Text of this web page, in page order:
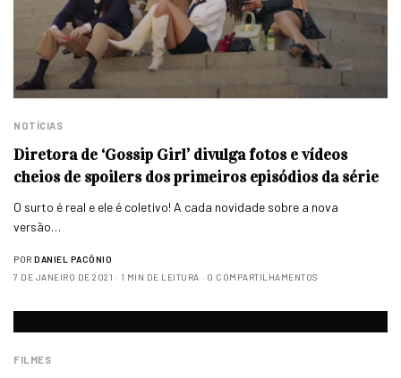
NOTÍCIAS
Diretora de ‘Gossip Girl’ divulga fotos e vídeos
cheios de spoilers dos primeiros episódios da série
O surto é real e ele é coletivo! A cada novidade sobre a nova
versão…
POR DANIEL PACÔNIO
7 DE JANEIRO DE 2021
1 MIN DE LEITURA 0 COMPARTILHAMENTOS
FILMES